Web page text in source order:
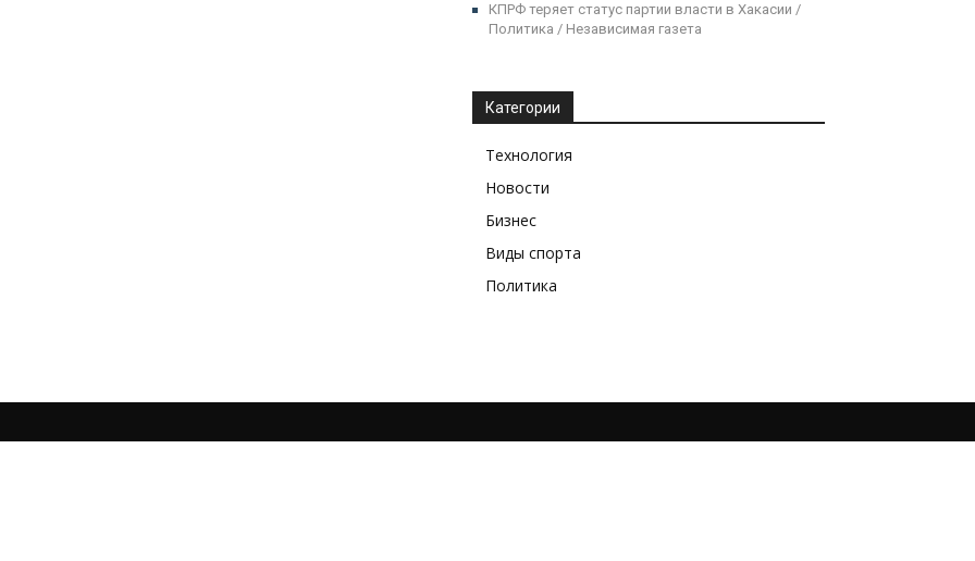
КПРФ теряет статус партии власти в Хакасии /
Политика / Независимая газета
Категории
Технология
Новости
Бизнес
Виды спорта
Политика